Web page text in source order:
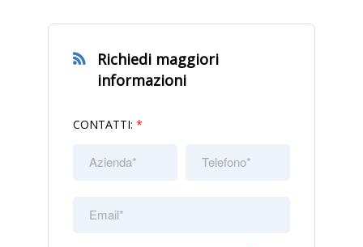
Richiedi maggiori
informazioni
CONTATTI: *